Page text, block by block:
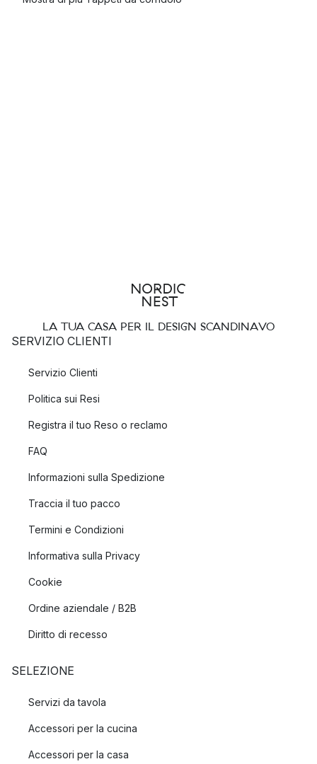
LA TUA CASA PER IL DESIGN SCANDINAVO
SERVIZIO CLIENTI
Servizio Clienti
Politica sui Resi
Registra il tuo Reso o reclamo
FAQ
Informazioni sulla Spedizione
Traccia il tuo pacco
Termini e Condizioni
Informativa sulla Privacy
Cookie
Ordine aziendale / B2B
Diritto di recesso
SELEZIONE
Servizi da tavola
Accessori per la cucina
Accessori per la casa